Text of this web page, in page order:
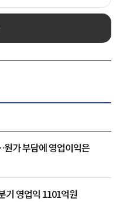
가 부담에 영업이익은
기 영업익 1101억원